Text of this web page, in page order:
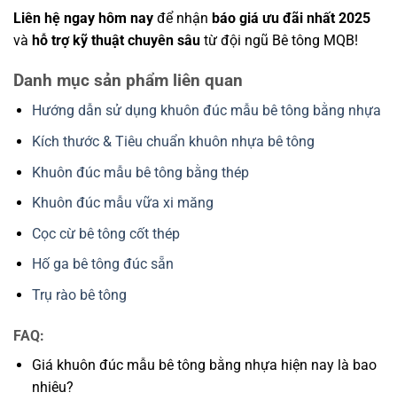
Liên hệ ngay hôm nay để nhận báo giá ưu đãi nhất 2025
và hỗ trợ kỹ thuật chuyên sâu từ đội ngũ Bê tông MQB!
Danh mục sản phẩm liên quan
Hướng dẫn sử dụng khuôn đúc mẫu bê tông bằng nhựa
Kích thước & Tiêu chuẩn khuôn nhựa bê tông
Khuôn đúc mẫu bê tông bằng thép
Khuôn đúc mẫu vữa xi măng
Cọc cừ bê tông cốt thép
Hố ga bê tông đúc sẵn
Trụ rào bê tông
FAQ:
Giá khuôn đúc mẫu bê tông bằng nhựa hiện nay là bao
nhiêu?